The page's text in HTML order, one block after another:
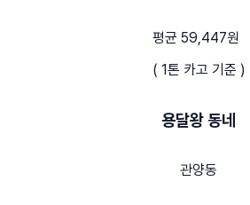
평균 59,447원
( 1톤 카고 기준 )
용달왕 동네
관양동